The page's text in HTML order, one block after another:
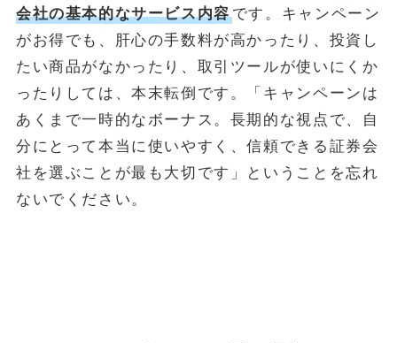
会社の基本的なサービス内容です。キャンペーン
がお得でも、肝心の手数料が高かったり、投資し
たい商品がなかったり、取引ツールが使いにくか
ったりしては、本末転倒です。「キャンペーンは
あくまで一時的なボーナス。長期的な視点で、自
分にとって本当に使いやすく、信頼できる証券会
社を選ぶことが最も大切です」ということを忘れ
ないでください。